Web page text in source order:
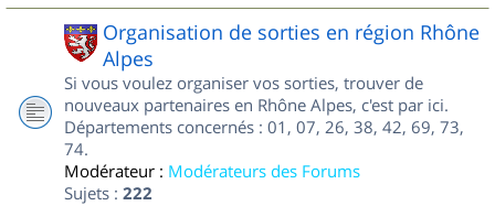
Organisation de sorties en région Rhône
Alpes
Si vous voulez organiser vos sorties, trouver de
nouveaux partenaires en Rhône Alpes, c'est par ici.
Départements concernés : 01, 07, 26, 38, 42, 69, 73,
74.
Modérateur : Modérateurs des Forums
Sujets : 222